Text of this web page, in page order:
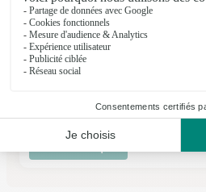
Marguerite & Coquelicot
4.8 (44)
18-20, Grande Rue